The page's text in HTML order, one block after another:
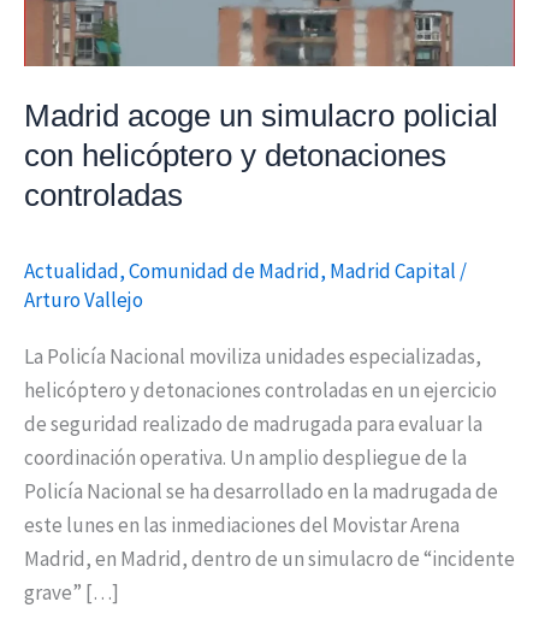
Madrid acoge un simulacro policial
con helicóptero y detonaciones
controladas
Actualidad,Comunidad de Madrid, Madrid Capital /
Arturo Vallejo
La Policía Nacional moviliza unidades especializadas,
helicóptero y detonaciones controladas en un ejercicio
de seguridad realizado de madrugada para evaluar la
coordinación operativa. Un amplio despliegue de la
Policía Nacional se ha desarrollado en la madrugada de
este lunes en las inmediaciones del Movistar Arena
Madrid, en Madrid, dentro de un simulacro de “incidente
grave” […]
detonaciones
controladas